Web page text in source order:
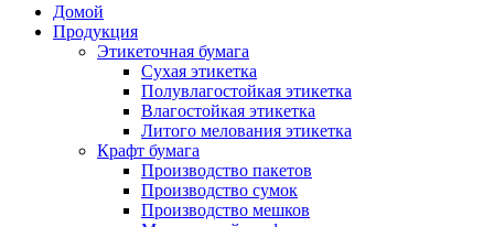
Домой
Продукция
Этикеточная бумага
Сухая этикетка
Полувлагостойкая этикетка
Влагостойкая этикетка
Литого мелования этикетка
Крафт бумага
Производство пакетов
Производство сумок
Производство мешков